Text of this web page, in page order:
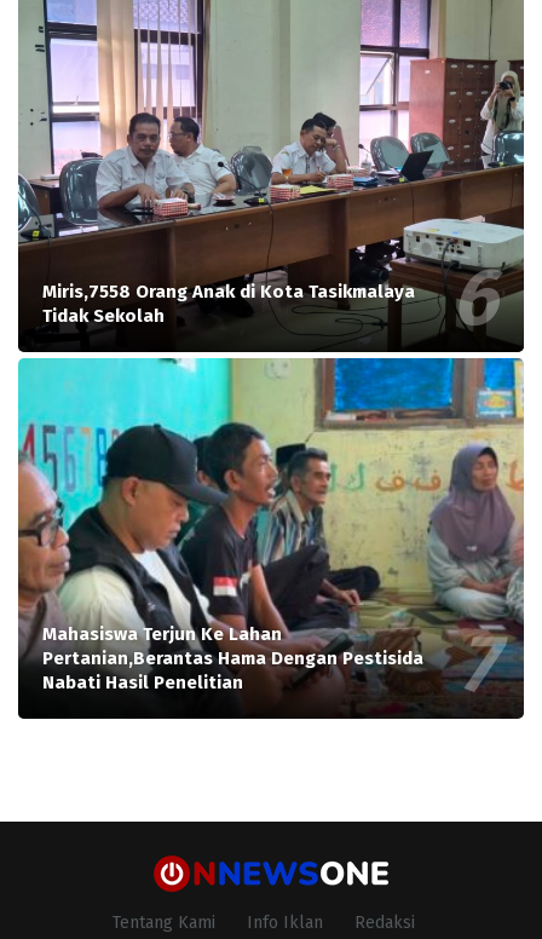
Miris,7558 Orang Anak di Kota Tasikmalaya
Tidak Sekolah
Mahasiswa Terjun Ke Lahan
Pertanian,Berantas Hama Dengan Pestisida
Nabati Hasil Penelitian
Tentang Kami Info Iklan
Redaksi